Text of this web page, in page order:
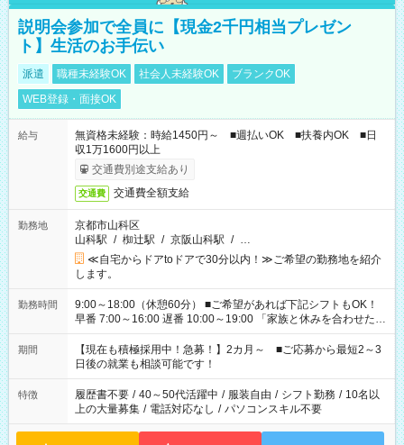
説明会参加で全員に【現金2千円相当プレゼン
ト】生活のお手伝い
派遣 職種未経験OK 社会人未経験OK
ブランクOK
WEB登録・面接OK
給与
無資格未経験：時給1450円～ ■週払いOK ■扶養内OK ■日
収1万1600円以上
交通費別途支給あり
交通費 交通費全額支給
勤務地
京都市山科区
山科駅 / 椥辻駅 / 京阪山科駅 / …
≪自宅からドアtoドアで30分以内！≫ご希望の勤務地を紹介
します。
勤務時間
9:00～18:00（休憩60分） ■ご希望があれば下記シフトもOK！
早番 7:00～16:00 遅番 10:00～19:00 「家族と休みを合わせた
い」 「余裕を持って夕飯の準備がしたい」 「できれば残業はし
たくない」 など、ご希望を教えてくださいね。 ※Wワーク希望
の方へ 今ご覧のお仕事で希望する勤務時間と、もう1つのお仕事
の勤務時間。 合計で週40時間を超える場合は応募できません。
期間
【現在も積極採用中！急募！】2カ月～ ■ご応募から最短2～3
日後の就業も相談可能です！
特徴 履歴書不要 / 40～50代活躍中 / 服装自由 / シフト勤務 / 10名以
上の大量募集 / 電話対応なし / パソコンスキル不要